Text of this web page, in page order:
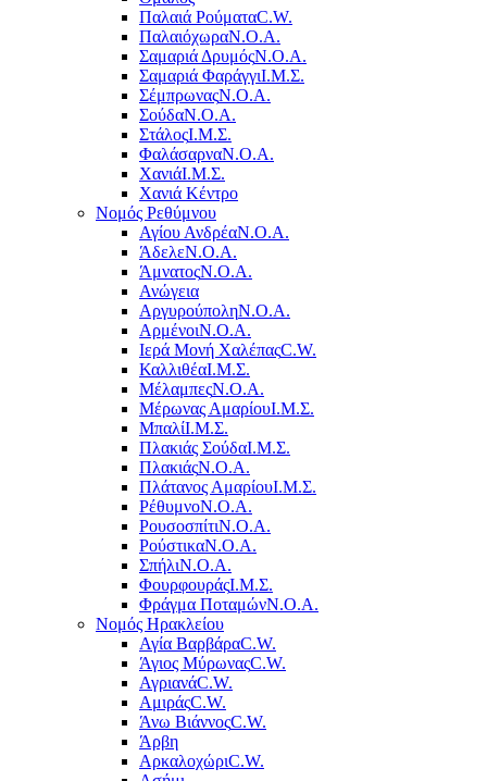
Παλαιά ΡούματαC.W.
ΠαλαιόχωραΝ.Ο.Α.
Σαμαριά ΔρυμόςΝ.Ο.Α.
Σαμαριά ΦαράγγιΙ.Μ.Σ.
ΣέμπρωναςΝ.Ο.Α.
ΣούδαΝ.Ο.Α.
ΣτάλοςΙ.Μ.Σ.
ΦαλάσαρναΝ.Ο.Α.
ΧανιάΙ.Μ.Σ.
Χανιά Κέντρο
Νομός Ρεθύμνου
Αγίου ΑνδρέαΝ.Ο.Α.
ΆδελεΝ.Ο.Α.
ΆμνατοςΝ.Ο.Α.
Ανώγεια
ΑργυρούποληΝ.Ο.Α.
ΑρμένοιΝ.Ο.Α.
Ιερά Μονή ΧαλέπαςC.W.
ΚαλλιθέαΙ.Μ.Σ.
ΜέλαμπεςΝ.Ο.Α.
Μέρωνας ΑμαρίουΙ.Μ.Σ.
ΜπαλίΙ.Μ.Σ.
Πλακιάς ΣούδαΙ.Μ.Σ.
ΠλακιάςΝ.Ο.Α.
Πλάτανος ΑμαρίουΙ.Μ.Σ.
ΡέθυμνοΝ.Ο.Α.
ΡουσοσπίτιΝ.Ο.Α.
ΡούστικαΝ.Ο.Α.
ΣπήλιΝ.Ο.Α.
ΦουρφουράςΙ.Μ.Σ.
Φράγμα ΠοταμώνΝ.Ο.Α.
Νομός Ηρακλείου
Αγία ΒαρβάραC.W.
Άγιος ΜύρωναςC.W.
ΑγριανάC.W.
ΑμιράςC.W.
Άνω ΒιάννοςC.W.
Άρβη
ΑρκαλοχώριC.W.